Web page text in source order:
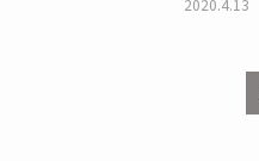
2020.4.13